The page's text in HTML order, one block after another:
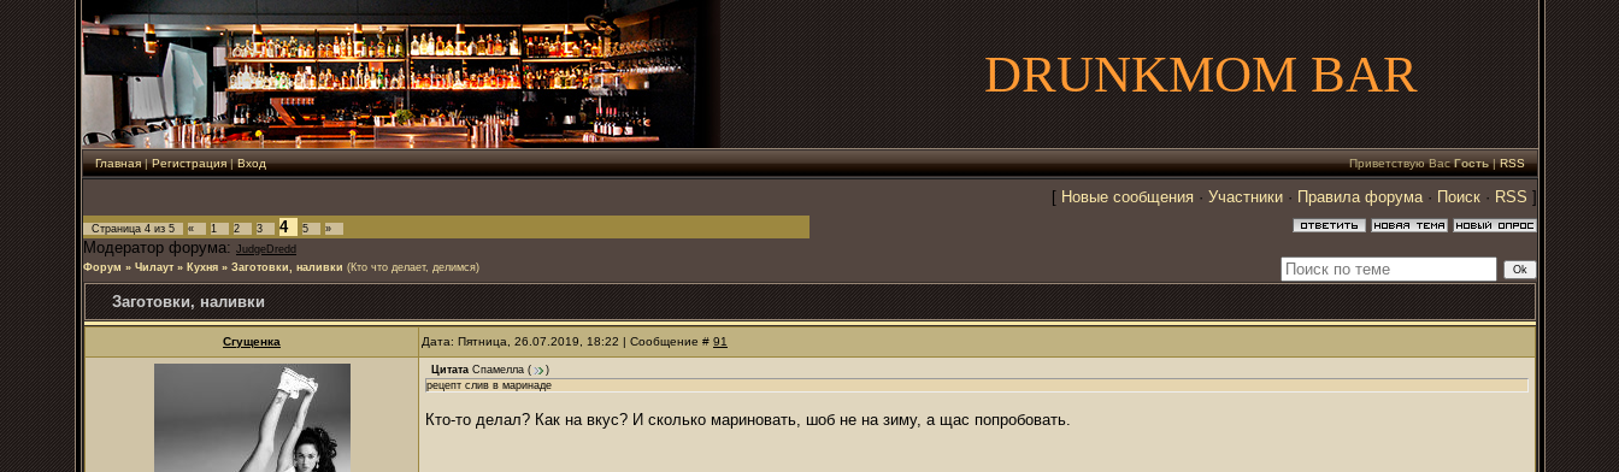
DRUNKMOM BAR
Главная|Регистрация|Вход Приветствую Вас Гость|RSS
[ Новые сообщения · Участники · Правила форума· Поиск · RSS ]
Страница 4 из 5 « 1 2 3 4 5 »
Модератор форума: JudgeDredd
Форум » Чилаут » Кухня » Заготовки, наливки (Кто что делает, делимся)
Заготовки, наливки
Сгущенка Дата: Пятница, 26.07.2019, 18:22 | Сообщение # 91
Цитата Спамелла (
)
рецепт слив в маринаде
Кто-то делал? Как на вкус? И сколько мариновать, шоб не на зиму, а щас попробовать.